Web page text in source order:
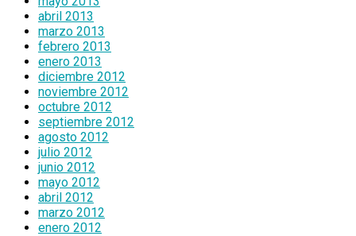
abril 2013
marzo 2013
febrero 2013
enero 2013
diciembre 2012
noviembre 2012
octubre 2012
septiembre 2012
agosto 2012
julio 2012
junio 2012
mayo 2012
abril 2012
marzo 2012
enero 2012